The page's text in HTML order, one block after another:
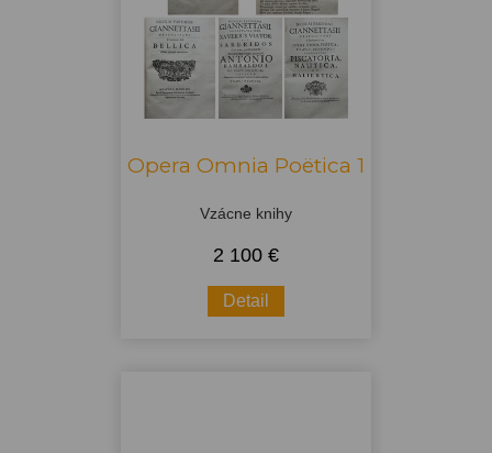
Opera Omnia Poëtica 1
Vzácne knihy
2 100 €
Detail